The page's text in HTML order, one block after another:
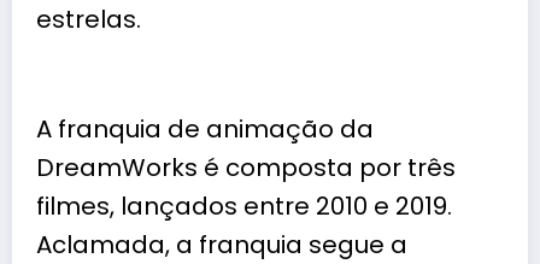
estrelas.
A franquia de animação da
DreamWorks é composta por três
filmes, lançados entre 2010 e 2019.
Aclamada, a franquia segue a